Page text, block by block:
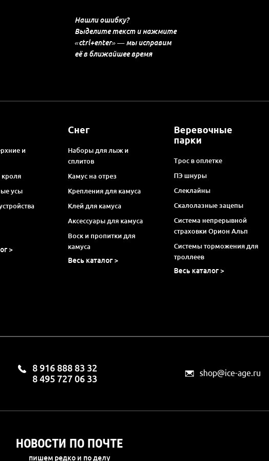
Нашли ошибку?
Выделите текст и нажмите
«ctrl+enter» — мы исправим
её в ближайшее время
и
усы
>
Снег
Наборы для лыж и
сплитов
Камус на отрез
Крепления для камуса
Клей для камуса
Аксессуары для камуса
Воск и пропитки для
камуса
Весь каталог >
Веревочные
парки
Трос в оплетке
ПЭ шнуры
Слеклайны
Скалолазные зацепы
Система непрерывной
страховки Орион Альп
Системы торможения для
троллеев
Весь каталог >
8 916 888 83 32
8 495 727 06 33
shop@ice-age.ru
НОВОСТИ ПО ПОЧТЕ
пишем редко и по делу